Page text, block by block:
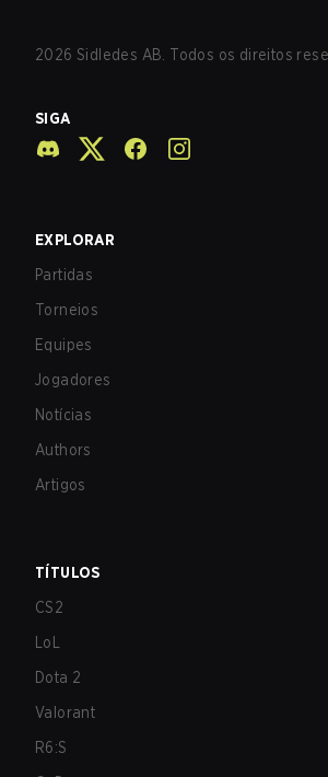
2026 Sidledes AB. Todos os direitos
SIGA
EXPLORAR
Partidas
Torneios
Equipes
Jogadores
Notícias
Authors
Artigos
TÍTULOS
CS2
LoL
Dota 2
Valorant
R6:S